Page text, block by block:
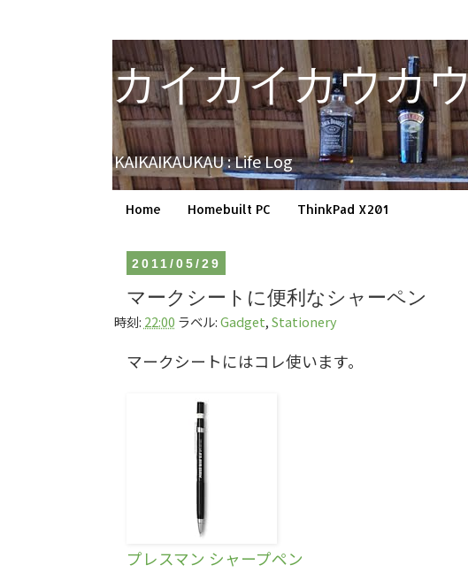
カイカイカウカ
KAIKAIKAUKAU : Life Log
Home Homebuilt PC ThinkPad X201
2011/05/29
マークシートに便利なシャーペン
時刻: 22:00 ラベル:Gadget,Stationery
マークシートにはコレ使います。
プレスマン シャープペン